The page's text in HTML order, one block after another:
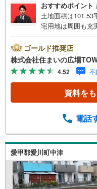
おすすめポイント
土地面積は101.53
宅用地は周囲も充
ある売地です。住
オケボックスなど
【年中無休/9:00～
集中するため、お
学する」ボタン
その他、各種ご
Sからお客様へ経
併せてご紹介可能
駐車場もございま
ゴールド推奨店
株式会社住まいの広場
4.52 不
資料を
電話
愛甲郡愛川町中津